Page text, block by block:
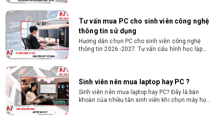
Sinh viên nên mua laptop hay PC ?
Sinh viên nên mua laptop hay PC? Đây là băn
khoăn của nhiều tân sinh viên khi chọn máy học
tập. Xem ngay phân tích để chọn thiết bị chuẩn
Hình Nào Đáng Tiền?
Tìm laptop sinh viên 15–20 triệu phù hợp ngành
học năm 2026? Khám phá cách chọn cấu hình,